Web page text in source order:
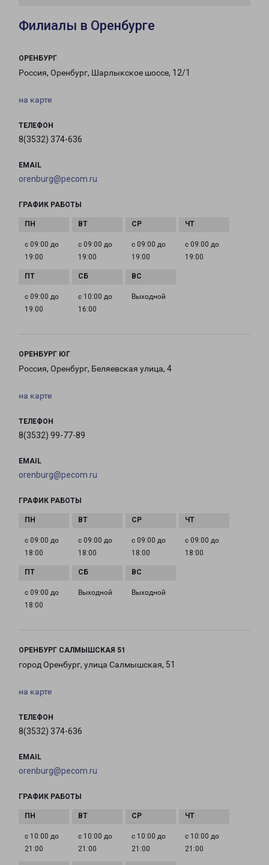
Филиалы в Оренбурге
ОРЕНБУРГ
Россия, Оренбург, Шарлыкское шоссе, 12/1
на карте
ТЕЛЕФОН
8(3532) 374-636
EMAIL
orenburg@pecom.ru
ГРАФИК РАБОТЫ
с 09:00 до
19:00
с 09:00 до
19:00
с 09:00 до
19:00
с 09:00 до
19:00
с 09:00 до
19:00
с 10:00 до
16:00
Выходной
ОРЕНБУРГ ЮГ
Россия, Оренбург, Беляевская улица, 4
на карте
ТЕЛЕФОН
8(3532) 99-77-89
EMAIL
orenburg@pecom.ru
ГРАФИК РАБОТЫ
с 09:00 до
18:00
с 09:00 до
18:00
с 09:00 до
18:00
с 09:00 до
18:00
с 09:00 до
18:00
Выходной Выходной
ОРЕНБУРГ САЛМЫШСКАЯ 51
город Оренбург, улица Салмышская, 51
на карте
ТЕЛЕФОН
8(3532) 374-636
EMAIL
orenburg@pecom.ru
ГРАФИК РАБОТЫ
с 10:00 до
21:00
с 10:00 до
21:00
с 10:00 до
21:00
с 10:00 до
21:00